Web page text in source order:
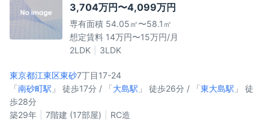
3,704万円〜4,099万円
専有面積 54.05㎡〜58.1㎡
想定賃料 14万円〜15万円/月
2LDK
3LDK
東京都江東区東砂7丁目17-24
「南砂町駅 」 徒歩17分 / 「大島駅 」 徒歩26分 / 「東大島駅 」 徒
歩28分
築29年
7階建 (17部屋) RC造